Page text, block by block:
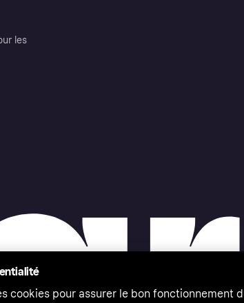
les
cookies pour assurer le bon fonctionnement